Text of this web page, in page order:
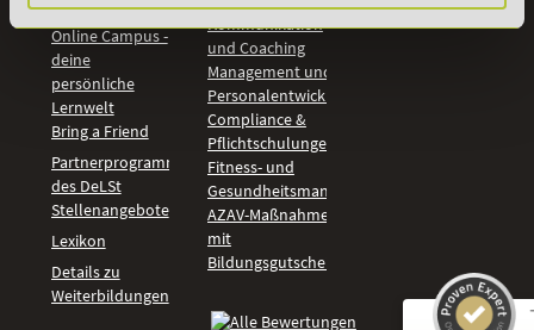
Check
Online Campus -
deine
persönliche
Lernwelt
Bring a Friend
Partnerprogramm
des DeLSt
Stellenangebote
Lexikon
Details zu
Weiterbildungen
Kommunikation
und Coaching
Management und
Personalentwicklung
Compliance &
Pflichtschulungen
Fitness- und
Gesundheitsmanagement
AZAV-Maßnahmen
mit
Bildungsgutschein